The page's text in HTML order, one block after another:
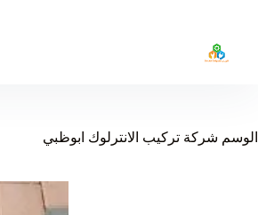
المحتوى
الوسم شركة تركيب الانترلوك ابوظبي